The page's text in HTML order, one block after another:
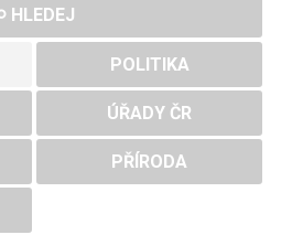
HLEDEJ
POLITIKA
ÚŘADY ČR
PŘÍRODA